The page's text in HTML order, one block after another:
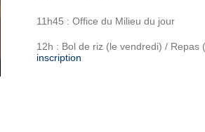
11h45 : Office du Milieu du jour
12h : Bol de riz (le vendredi) /
inscription